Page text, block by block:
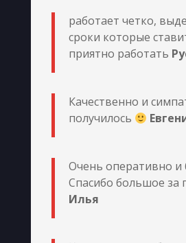
работает четко,
сроки которые
приятно работать
Качественно и
получилось
Очень оперативно и
Спасибо большое
Илья